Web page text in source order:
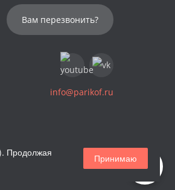
Вам перезвонить?
info@parikof.ru
Магазин париков — Parikof. 2026
Продолжая
Принимаю